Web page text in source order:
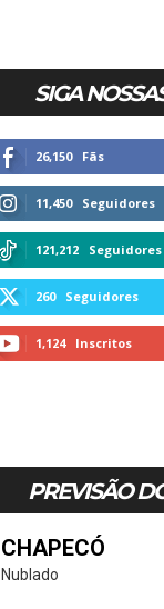
SIGA
26,150 Fãs
11,450 Seguidores
121,212 Seguidores
260 Seguidores
1,124 Inscritos
PREVISÃO
CHAPECÓ
Nublado